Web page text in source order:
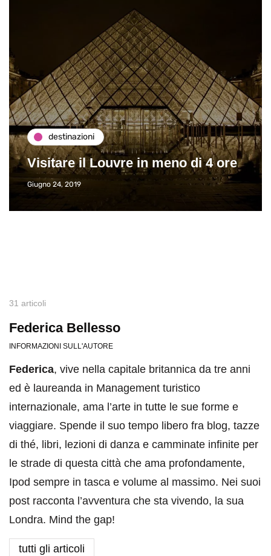
destinazioni
Visitare il Louvre in meno di 4 ore
Giugno 24, 2019
31 articoli
Federica Bellesso
INFORMAZIONI SULL'AUTORE
Federica, vive nella capitale britannica da tre anni
ed è laureanda in Management turistico
internazionale, ama l’arte in tutte le sue forme e
viaggiare. Spende il suo tempo libero fra blog, tazze
di thé, libri, lezioni di danza e camminate infinite per
le strade di questa città che ama profondamente,
Ipod sempre in tasca e volume al massimo. Nei suoi
post racconta l’avventura che sta vivendo, la sua
Londra. Mind the gap!
tutti gli articoli